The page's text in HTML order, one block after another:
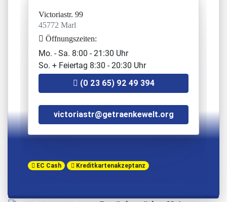
Öffnungszeiten:
Mo. - Sa. 07:00 - 22:00 Uhr
So. 08:00 - 22:00 Uhr
02043 - 37 41 2 40
bottroperstr@getraenkewelt.org
Bülser Str. 230
45967 Gladbeck
So. 09:00 - 22:00 Uhr
Victoriastr. 99
45772 Marl
Öffnungszeiten:
Mo. - Sa. 8:00 - 21:30 Uhr
So. + Feiertag 8:30 - 20:30 Uhr
(0 23 65) 92 49 394
victoriastr@getraenkewelt.org
EC Cash Kreditkartenakzeptanz